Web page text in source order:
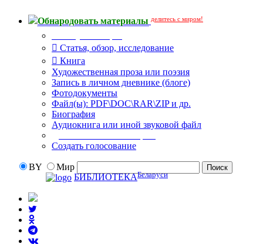
Обнародовать материалы делитесь с миром!
Статья, обзор, исследование
Книга
Художественная проза или поэзия
Запись в личном дневнике (блоге)
Фотодокументы
Файл(ы): PDF\DOC\RAR\ZIP и др.
Биография
Аудиокнига или иной звуковой файл
Создать голосование
BY
Мир
БИБЛИОТЕКАБеларуси